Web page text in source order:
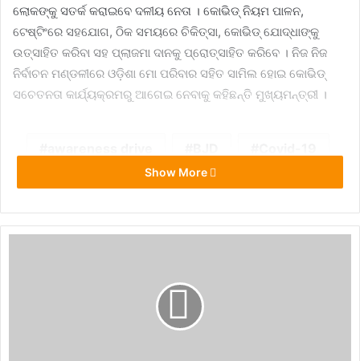
ଲୋକଙ୍କୁ ସତର୍କ କରାଇବେ ଦଳୀୟ ନେତା । କୋଭିଡ୍‌ ନିୟମ ପାଳନ,
ଟେଷ୍ଟିଂରେ ସହଯୋଗ, ଠିକ ସମୟରେ ଚିକିତ୍ସା, କୋଭିଡ୍‌ ଯୋଦ୍ଧାଙ୍କୁ
ଉତ୍ସାହିତ କରିବା ସହ ପ୍ଲାଜମା ଦାନକୁ ପ୍ରୋତ୍ସାହିତ କରିବେ । ନିଜ ନିଜ
ନିର୍ବାଚନ ମଣ୍ଡଳୀରେ ଓଡ଼ିଶା ମୋ ପରିବାର ସହିତ ସାମିଲ ହୋଇ କୋଭିଡ୍‌
ସଚେତନତା କାର୍ଯ୍ୟକ୍ରମରୁ ଆଗେଇ ନେବାକୁ କହିଛନ୍ତି ମୁଖ୍ୟମନ୍ତ୍ରୀ ।
Show More